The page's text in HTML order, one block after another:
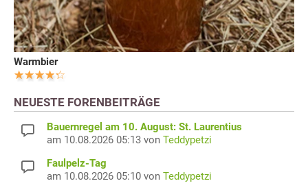
Warmbier
NEUESTE FORENBEITRÄGE
Bauernregel am 10. August: St. Laurentius
am 10.08.2026 05:13 von Teddypetzi
Faulpelz-Tag
am 10.08.2026 05:10 von Teddypetzi